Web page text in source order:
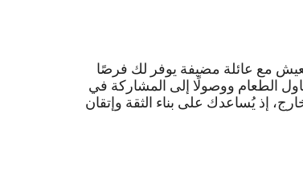
مع عائلة مضيفة يوفر لك فرصًا
الطعام ووصولًا إلى المشاركة في
إذ يُساعدك على بناء الثقة وإتقان